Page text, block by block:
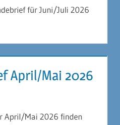
für Juni/Juli 2026
April/Mai 2026
April/Mai 2026 finden